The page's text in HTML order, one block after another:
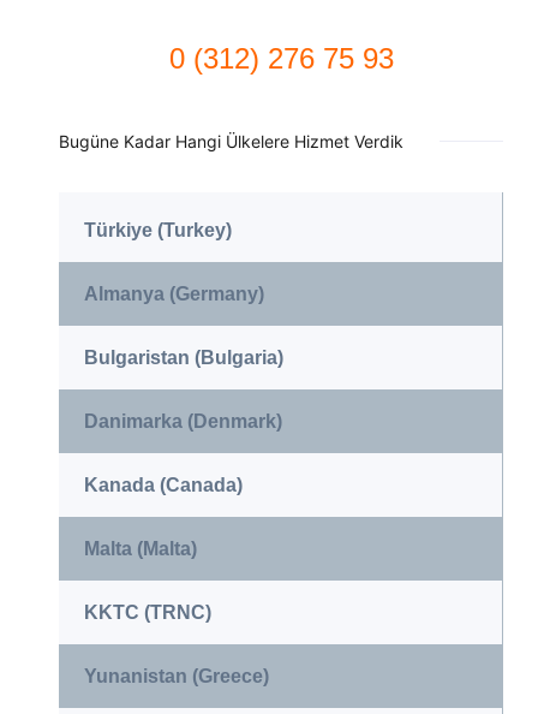
0 (312) 276 75 93
Bugüne Kadar Hangi Ülkelere Hizmet Verdik
Türkiye (Turkey)
Almanya (Germany)
Bulgaristan (Bulgaria)
Danimarka (Denmark)
Kanada (Canada)
Malta (Malta)
KKTC (TRNC)
Yunanistan (Greece)